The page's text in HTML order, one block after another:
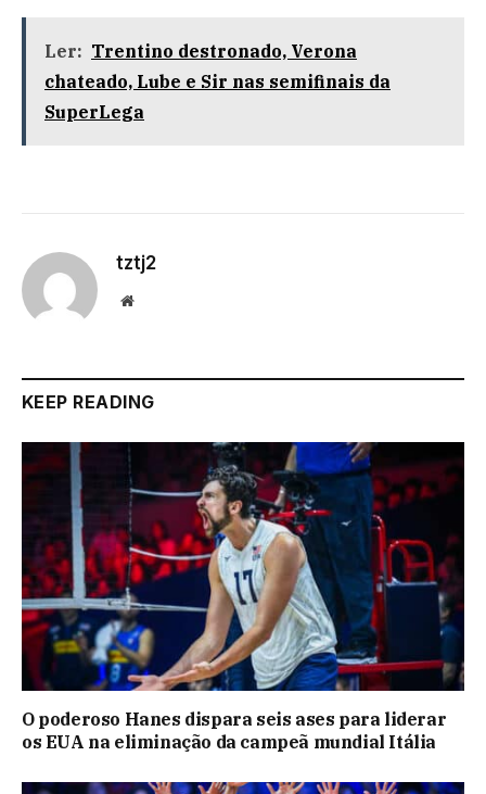
Ler: Trentino destronado, Verona
chateado, Lube e Sir nas semifinais da
SuperLega
tztj2
Website
KEEP READING
O poderoso Hanes dispara seis ases para liderar
os EUA na eliminação da campeã mundial Itália